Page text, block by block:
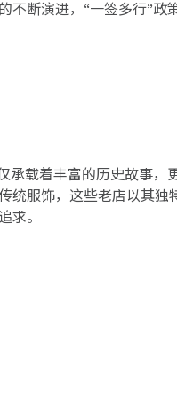
断演进，“一签多行”政
承载着丰富的历史故事
统服饰，这些老店以其
求。